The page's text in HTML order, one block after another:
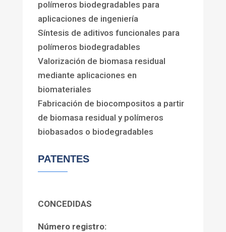
polímeros biodegradables para
aplicaciones de ingeniería
Síntesis de aditivos funcionales para
polímeros biodegradables
Valorización de biomasa residual
mediante aplicaciones en
biomateriales
Fabricación de biocompositos a partir
de biomasa residual y polímeros
biobasados o biodegradables
PATENTES
CONCEDIDAS
Número registro: